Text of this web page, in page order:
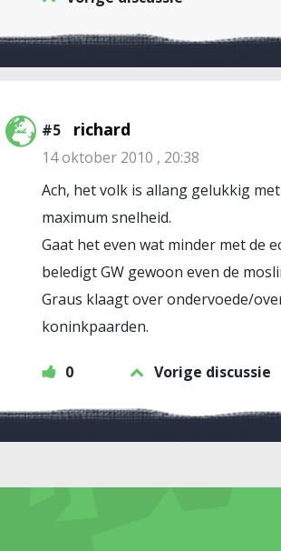
#5 richard
14 oktober 2010 , 20:38
Ach, het volk is allang gelukkig
maximum snelheid.
Gaat het even wat minder met de
beledigt GW gewoon even de
Graus klaagt over ondervoede/
koninkpaarden.
0 Vorige discussie